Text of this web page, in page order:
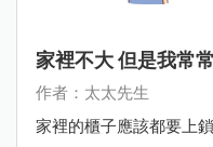
家裡不大 但是我常
作者：太太先生
家裡的櫃子應該都要上